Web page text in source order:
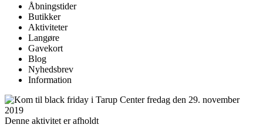
Åbningstider
Butikker
Aktiviteter
Langøre
Gavekort
Blog
Nyhedsbrev
Information
Denne aktivitet er afholdt